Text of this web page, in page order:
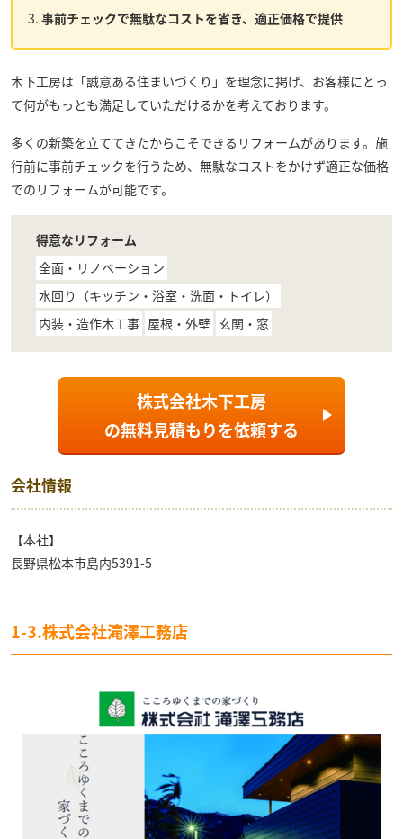
事前チェックで無駄なコストを省き、適正価格で提供
木下工房は「誠意ある住まいづくり」を理念に掲げ、お客様にとっ
て何がもっとも満足していただけるかを考えております。
多くの新築を立ててきたからこそできるリフォームがあります。施
行前に事前チェックを行うため、無駄なコストをかけず適正な価格
でのリフォームが可能です。
得意なリフォーム
全面・リノベーション
水回り（キッチン・浴室・洗面・トイレ）
内装・造作木工事 屋根・外壁 玄関・窓
株式会社木下工房
の無料見積もりを依頼する
会社情報
【本社】
長野県松本市島内5391-5
1-3.株式会社滝澤工務店